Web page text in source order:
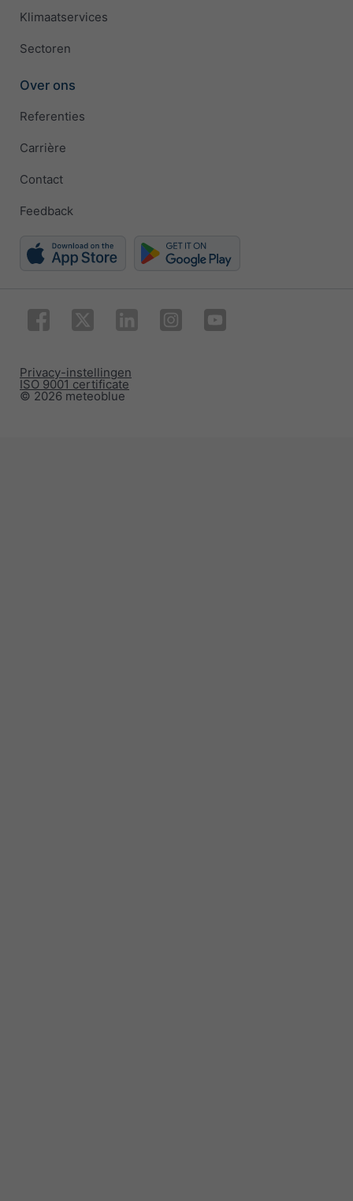
Klimaatservices
Sectoren
Over ons
Referenties
Carrière
Contact
Feedback
© 2026 meteoblue
ISO 9001 certificate
Privacy-instellingen